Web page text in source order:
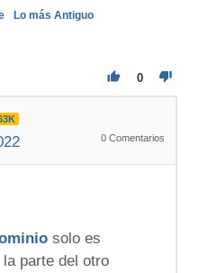
Lo más Antiguo
0
0 Comentarios
solo es
parte del otro